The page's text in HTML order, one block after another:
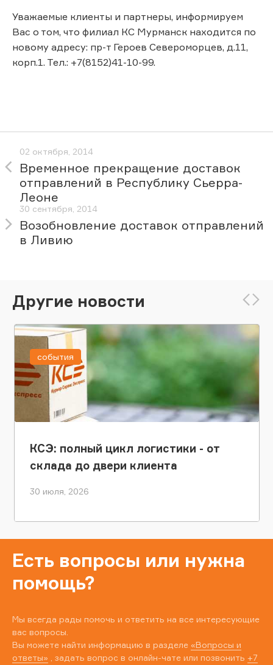
Уважаемые клиенты и партнеры, информируем
Вас о том, что филиал КС Мурманск находится по
новому адресу: пр-т Героев Североморцев, д.11,
корп.1. Тел.: +7(8152)41-10-99.
02 октября, 2014
Временное прекращение доставок
отправлений в Республику Сьерра-
Леоне
30 сентября, 2014
Возобновление доставок отправлений
в Ливию
Другие новости
КСЭ: полный цикл логистики - от
склада до двери клиента
30 июля, 2026
события
Есть вопросы или нужна
помощь?
Мы всегда рады помочь и ответить на все интересующие
вас вопросы.
Вы можете найти информацию в разделе «Вопросы и
ответы» , задать вопрос в онлайн-чате или позвонить +7